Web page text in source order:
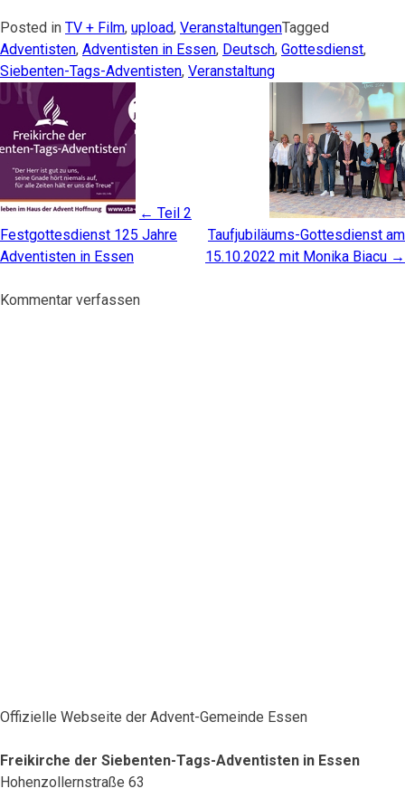
Posted in TV + Film, upload, VeranstaltungenTagged
Adventisten, Adventisten in Essen, Deutsch, Gottesdienst,
Siebenten-Tags-Adventisten, Veranstaltung
Post
navigation
← Teil 2
Festgottesdienst 125 Jahre
Adventisten in Essen
Taufjubiläums-Gottesdienst am
15.10.2022 mit Monika Biacu →
Kommentar verfassen
Offizielle Webseite der Advent-Gemeinde Essen
Freikirche der Siebenten-Tags-Adventisten in Essen
Hohenzollernstraße 63